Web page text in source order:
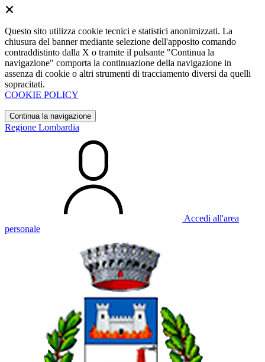
Questo sito utilizza cookie tecnici e statistici anonimizzati. La
chiusura del banner mediante selezione dell'apposito comando
contraddistinto dalla X o tramite il pulsante "Continua la
navigazione" comporta la continuazione della navigazione in
assenza di cookie o altri strumenti di tracciamento diversi da quelli
sopracitati.
COOKIE POLICY
Continua la navigazione
Regione Lombardia
Accedi all'area
personale